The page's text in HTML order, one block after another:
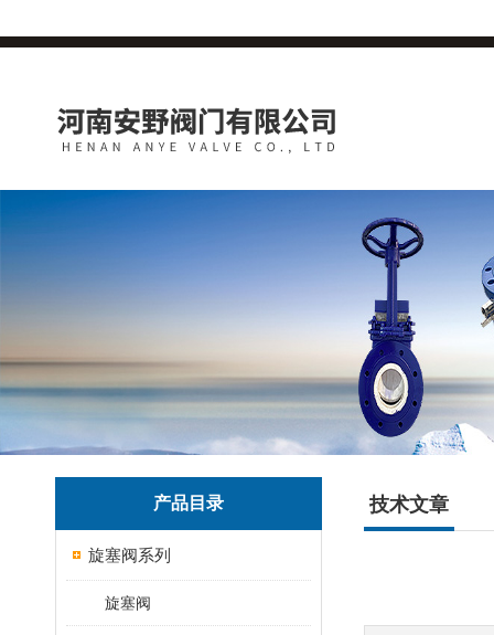
产品目录
旋塞阀系列
旋塞阀
技术文章